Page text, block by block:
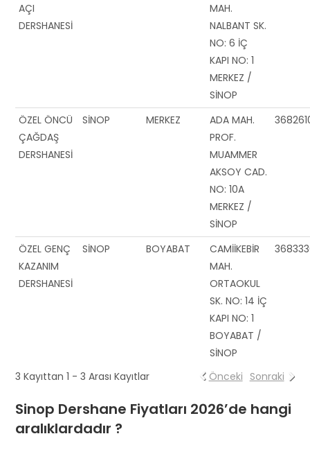
AÇI
DERSHANESİ
MAH.
NALBANT SK.
NO: 6 İÇ
KAPI NO: 1
MERKEZ /
SİNOP
ÖZEL ÖNCÜ
ÇAĞDAŞ
DERSHANESİ
SİNOP MERKEZ
ADA MAH.
PROF.
MUAMMER
AKSOY CAD.
NO: 10A
MERKEZ /
SİNOP
ÖZEL GENÇ
KAZANIM
DERSHANESİ
SİNOP BOYABAT
CAMİİKEBİR
MAH.
ORTAOKUL
SK. NO: 14 İÇ
KAPI NO: 1
BOYABAT /
SİNOP
3 Kayıttan 1 - 3 Arası Kayıtlar Önceki Sonraki
Sinop Dershane Fiyatları 2026’de hangi
aralıklardadır ?